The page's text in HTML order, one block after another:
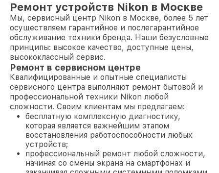
Ремонт устройств Nikon в Москве
Мы, сервисный центр Nikon в Москве, более 5 лет
осуществляем гарантийное и послегарантийное
обслуживание техники бренда. Наши безусловные
принципы: высокое качество, доступные цены,
высококлассный сервис.
Ремонт в сервисном центре
Квалифицированные и опытные специалисты
сервисного центра выполняют ремонт бытовой и
профессиональной техники Nikon любой
сложности. Своим клиентам мы предлагаем:
бесплатную комплексную диагностику,
которая является важнейшим этапом
восстановления работоспособности любых
устройств;
профессиональный ремонт любой сложности,
начиная со смены экрана на смартфонах и